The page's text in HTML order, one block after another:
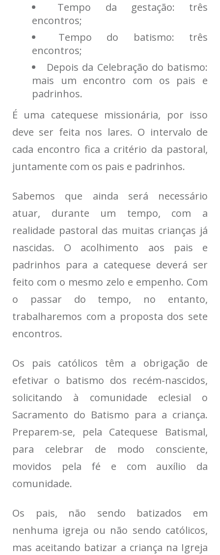
Tempo da gestação: três
encontros;
Tempo do batismo: três
encontros;
Depois da Celebração do batismo:
mais um encontro com os pais e
padrinhos.
É uma catequese missionária, por isso
deve ser feita nos lares. O intervalo de
cada encontro fica a critério da pastoral,
juntamente com os pais e padrinhos.
Sabemos que ainda será necessário
atuar, durante um tempo, com a
realidade pastoral das muitas crianças já
nascidas. O acolhimento aos pais e
padrinhos para a catequese deverá ser
feito com o mesmo zelo e empenho. Com
o passar do tempo, no entanto,
trabalharemos com a proposta dos sete
encontros.
Os pais católicos têm a obrigação de
efetivar o batismo dos recém-nascidos,
solicitando à comunidade eclesial o
Sacramento do Batismo para a criança.
Preparem-se, pela Catequese Batismal,
para celebrar de modo consciente,
movidos pela fé e com auxílio da
comunidade.
Os pais, não sendo batizados em
nenhuma igreja ou não sendo católicos,
mas aceitando batizar a criança na Igreja